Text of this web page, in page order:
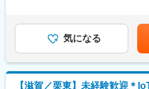
顧客からいかにシェアを獲得す
す。
変更の範囲：会社の定める業務
※測定作業は、当社の分析装置を
をお任せします）
長職/700万円（賞与込）※課長職
す。■昇給：年1回（5月）■賞与
までも目安の金額であり、選考を
す。月給(月額)は固定手当を含め
気になる
【滋賀／栗東】未経験歓迎＊